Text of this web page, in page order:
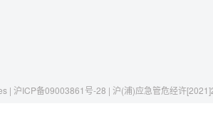
| 沪ICP备09003861号-28 | 沪(浦)应急管危经许